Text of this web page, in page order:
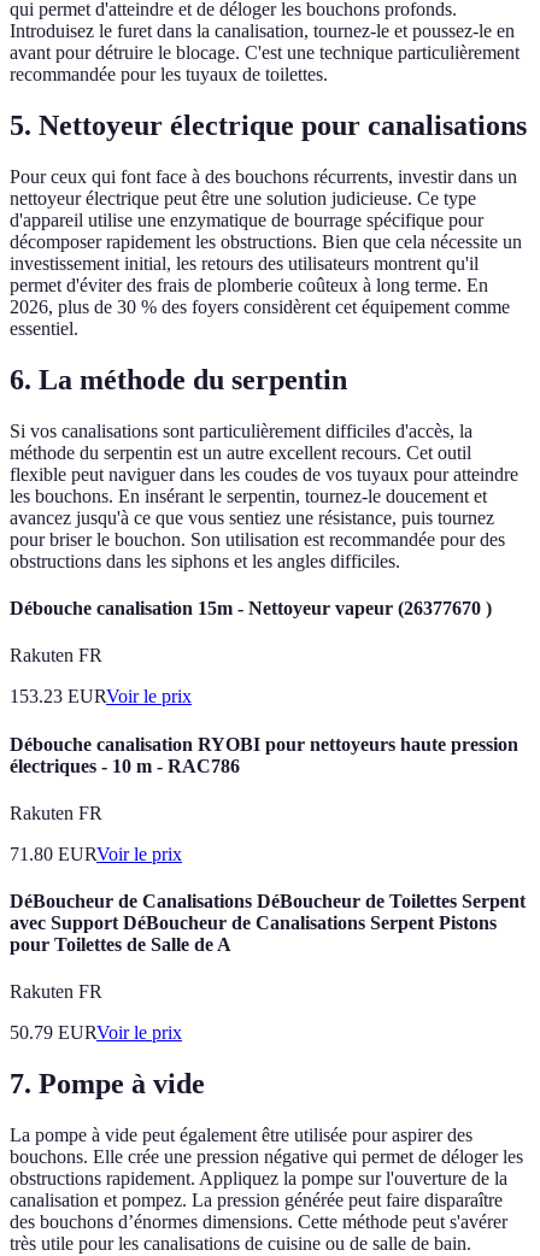
qui permet d'atteindre et de déloger les bouchons profonds.
Introduisez le furet dans la canalisation, tournez-le et poussez-le en
avant pour détruire le blocage. C'est une technique particulièrement
recommandée pour les tuyaux de toilettes.
5. Nettoyeur électrique pour canalisations
Pour ceux qui font face à des bouchons récurrents, investir dans un
nettoyeur électrique peut être une solution judicieuse. Ce type
d'appareil utilise une enzymatique de bourrage spécifique pour
décomposer rapidement les obstructions. Bien que cela nécessite un
investissement initial, les retours des utilisateurs montrent qu'il
permet d'éviter des frais de plomberie coûteux à long terme. En
2026, plus de 30 % des foyers considèrent cet équipement comme
essentiel.
6. La méthode du serpentin
Si vos canalisations sont particulièrement difficiles d'accès, la
méthode du serpentin est un autre excellent recours. Cet outil
flexible peut naviguer dans les coudes de vos tuyaux pour atteindre
les bouchons. En insérant le serpentin, tournez-le doucement et
avancez jusqu'à ce que vous sentiez une résistance, puis tournez
pour briser le bouchon. Son utilisation est recommandée pour des
obstructions dans les siphons et les angles difficiles.
Débouche canalisation 15m - Nettoyeur vapeur (26377670 )
Rakuten FR
153.23 EURVoir le prix
Débouche canalisation RYOBI pour nettoyeurs haute pression
électriques - 10 m - RAC786
Rakuten FR
71.80 EURVoir le prix
DéBoucheur de Canalisations DéBoucheur de Toilettes Serpent
avec Support DéBoucheur de Canalisations Serpent Pistons
pour Toilettes de Salle de A
Rakuten FR
50.79 EURVoir le prix
7. Pompe à vide
La pompe à vide peut également être utilisée pour aspirer des
bouchons. Elle crée une pression négative qui permet de déloger les
obstructions rapidement. Appliquez la pompe sur l'ouverture de la
canalisation et pompez. La pression générée peut faire disparaître
des bouchons d’énormes dimensions. Cette méthode peut s'avérer
très utile pour les canalisations de cuisine ou de salle de bain.